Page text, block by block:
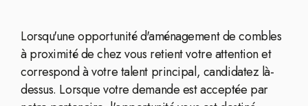
Lorsqu'une opportunité d'aménagement de combles
à proximité de chez vous retient votre attention et
correspond à votre talent principal, candidatez là-
dessus. Lorsque votre demande est acceptée par